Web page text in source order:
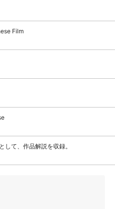
Film
して、作品解説を収録。